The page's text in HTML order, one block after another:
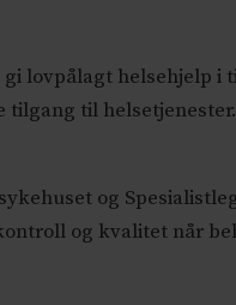
lovpålagt helsehjelp
til
og
og kvalitet når